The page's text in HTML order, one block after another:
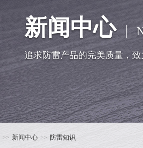
新闻中心
追求防雷产品的完美质量，
新闻中心 防雷知识